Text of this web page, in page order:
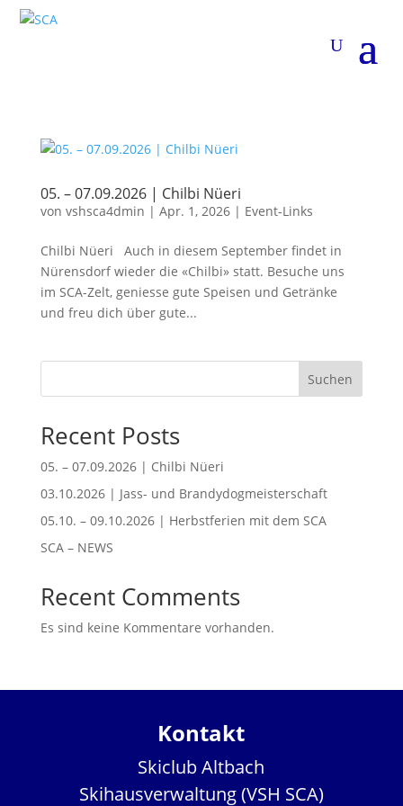
05. – 07.09.2026 | Chilbi Nüeri
von vshsca4dmin | Apr. 1, 2026| Event-Links
Chilbi Nüeri Auch in diesem September findet in
Nürensdorf wieder die «Chilbi» statt. Besuche uns
im SCA-Zelt, geniesse gute Speisen und Getränke
und freu dich über gute...
Suchen
Recent Posts
05. – 07.09.2026 | Chilbi Nüeri
03.10.2026 | Jass- und Brandydogmeisterschaft
05.10. – 09.10.2026 | Herbstferien mit dem SCA
SCA – NEWS
Recent Comments
Es sind keine Kommentare vorhanden.
Kontakt
Skiclub Altbach
Skihausverwaltung (VSH SCA)